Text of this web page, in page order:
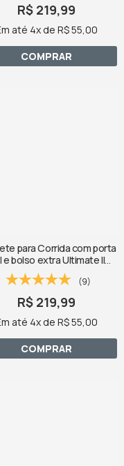
R$ 219,99
até 4x de R$ 55,00
COMPRAR
para Corrida com porta
e bolso extra Ultimate II
Fitletic - Zíper Rosa
(9)
R$ 219,99
até 4x de R$ 55,00
COMPRAR